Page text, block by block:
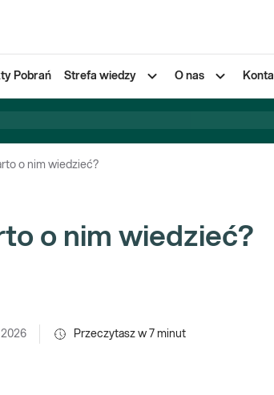
Pobrań Strefa wiedzy O nas
o nim wiedzieć?
o nim wiedzieć?
Przeczytasz w 7 minut